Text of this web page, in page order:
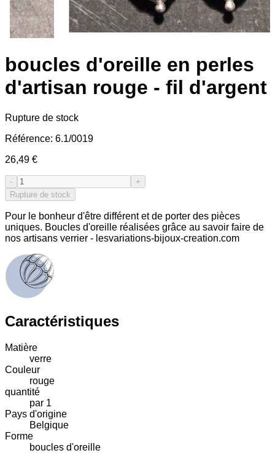
boucles d'oreille en perles
d'artisan rouge - fil d'argent
Rupture de stock
Référence: 6.1/0019
26,49 €
-
+
Rupture de stock
Pour le bonheur d'être différent et de porter des pièces
uniques. Boucles d'oreille réalisées grâce au savoir faire de
nos artisans verrier - lesvariations-bijoux-creation.com
Caractéristiques
Matière
verre
Couleur
rouge
quantité
par 1
Pays d'origine
Belgique
Forme
boucles d'oreille